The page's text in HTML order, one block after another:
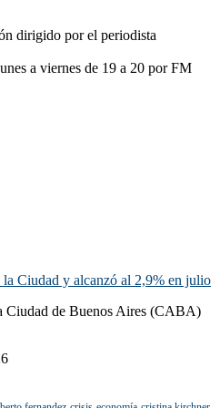
dirigido por el periodista
a viernes de 19 a 20 por FM
la Ciudad y alcanzó al 2,9% en julio
Ciudad de Buenos Aires (CABA)